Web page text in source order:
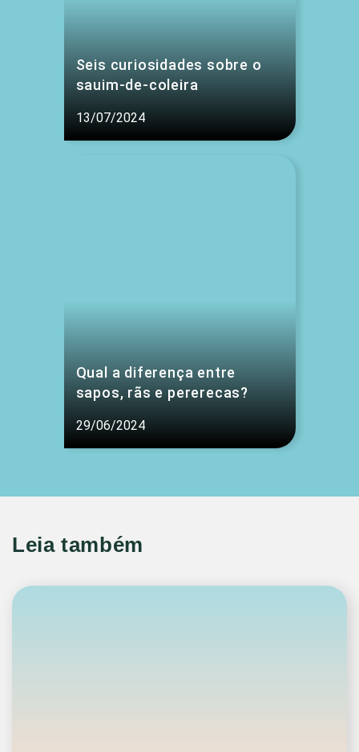
Seis curiosidades sobre o
sauim-de-coleira
13/07/2024
Qual a diferença entre
sapos, rãs e pererecas?
29/06/2024
Leia também